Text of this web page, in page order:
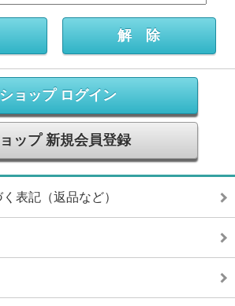
ショップ ログイン
ップ 新規会員登録
表記（返品など）